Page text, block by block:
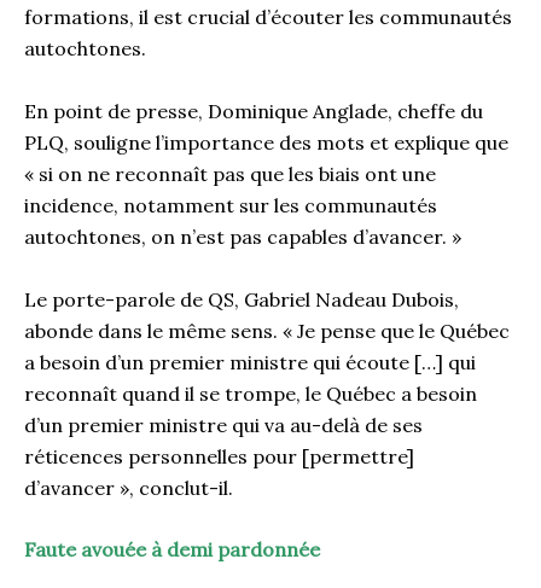
formations, il est crucial d’écouter les communautés
autochtones.
En point de presse, Dominique Anglade, cheffe du
PLQ, souligne l’importance des mots et explique que
« si on ne reconnaît pas que les biais ont une
incidence, notamment sur les communautés
autochtones, on n’est pas capables d’avancer. »
Le porte-parole de QS, Gabriel Nadeau Dubois,
abonde dans le même sens. « Je pense que le Québec
a besoin d’un premier ministre qui écoute […] qui
reconnaît quand il se trompe, le Québec a besoin
d’un premier ministre qui va au-delà de ses
réticences personnelles pour [permettre]
d’avancer », conclut-il.
Faute avouée à demi pardonnée